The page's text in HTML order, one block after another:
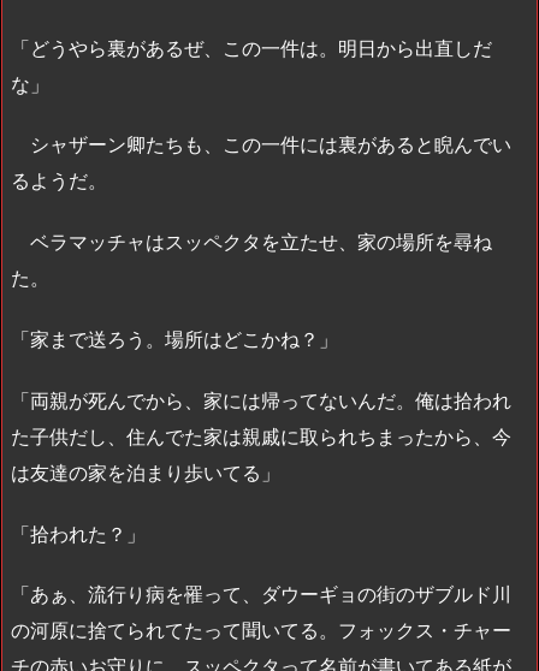
「どうやら裏があるぜ、この一件は。明日から出直しだ
な」
シャザーン卿たちも、この一件には裏があると睨んでい
るようだ。
ベラマッチャはスッペクタを立たせ、家の場所を尋ね
た。
「家まで送ろう。場所はどこかね？」
「両親が死んでから、家には帰ってないんだ。俺は拾われ
た子供だし、住んでた家は親戚に取られちまったから、今
は友達の家を泊まり歩いてる」
「拾われた？」
「あぁ、流行り病を罹って、ダウーギョの街のザブルド川
の河原に捨てられてたって聞いてる。フォックス・チャー